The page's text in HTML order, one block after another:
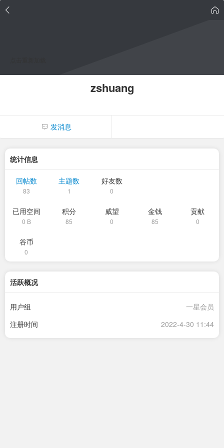
zshuang
发消息
统计信息
回帖数
83
主题数
1
好友数
0
已用空间
0 B
积分
85
威望
0
金钱
85
贡献
0
谷币
0
活跃概况
用户组
一星会员
注册时间
2022-4-30 11:44